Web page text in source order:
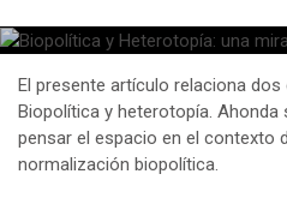
El presente artículo relaciona
Biopolítica y heterotopía. Ahonda
pensar el espacio en el contexto
normalización biopolítica.